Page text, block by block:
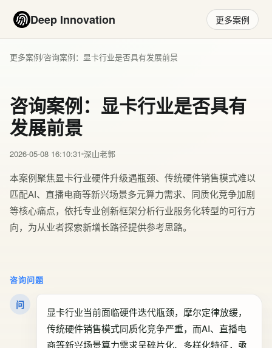
Deep Innovation 更多案例
更多案例/咨询案例：显卡行业是否具有发展前景
咨询案例：显卡行业是否具有
发展前景
2026-05-08 16:10:31 深山老郭
本案例聚焦显卡行业硬件升级遇瓶颈、传统硬件销售模式难以
匹配AI、直播电商等新兴场景多元算力需求、同质化竞争加剧
等核心痛点，依托专业创新框架分析行业服务化转型的可行方
向，为从业者探索新增长路径提供参考思路。
咨询问题
问
显卡行业当前面临硬件迭代瓶颈，摩尔定律放缓，
传统硬件销售模式同质化竞争严重，而AI、直播电
商等新兴场景算力需求呈碎片化、多样化特征，亟